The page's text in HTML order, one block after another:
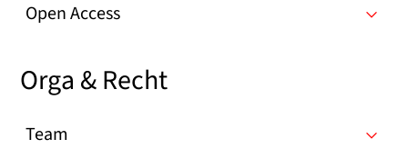
Open Access
Orga & Recht
Team